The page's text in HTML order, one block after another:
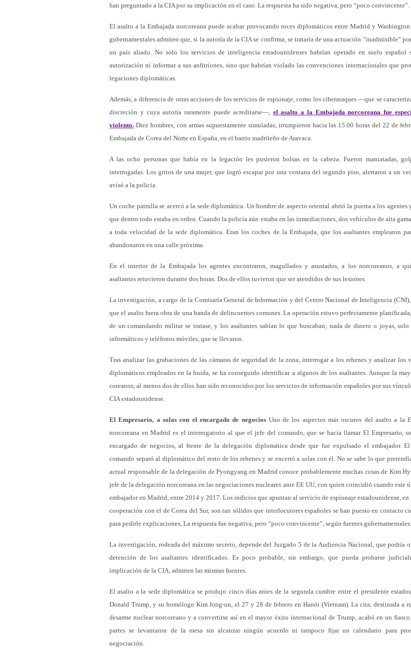
han preguntado a la CIA por su implicación en el caso. La respuesta ha sido negativa, pero “poco convincente”.
El asalto a la Embajada norcoreana puede acabar provocando roces diplomáticos entre Madrid y
gubernamentales admiten que, si la autoría de la CIA se confirma, se trataría de una actuación “inadmisible”
un país aliado. No solo los servicios de inteligencia estadounidenses habrían operado en suelo español
autorización ni informar a sus anfitriones, sino que habrían violado las convenciones internacionales que
legaciones diplomáticas.
Además, a diferencia de otras acciones de los servicios de espionaje, como los ciberataques —que se
discreción y cuya autoría raramente puede acreditarse—, el asalto a la Embajada norcoreana fue
violento. Diez hombres, con armas supuestamente simuladas, irrumpieron hacia las 15.00 horas del 22 de
Embajada de Corea del Norte en España, en el barrio madrileño de Aravaca.
A las ocho personas que había en la legación les pusieron bolsas en la cabeza. Fueron maniatadas,
interrogadas. Los gritos de una mujer, que logró escapar por una ventana del segundo piso, alertaron a un
avisó a la policía.
Un coche patrulla se acercó a la sede diplomática. Un hombre de aspecto oriental abrió la puerta a los agentes
que dentro todo estaba en orden. Cuando la policía aún estaba en las inmediaciones, dos vehículos de alta
a toda velocidad de la sede diplomática. Eran los coches de la Embajada, que los asaltantes emplearon
abandonaron en una calle próxima.
En el interior de la Embajada los agentes encontraron, magullados y asustados, a los norcoreanos, a
asaltantes retuvieron durante dos horas. Dos de ellos tuvieron que ser atendidos de sus lesiones.
La investigación, a cargo de la Comisaría General de Información y del Centro Nacional de Inteligencia (CNI),
que el asalto fuera obra de una banda de delincuentes comunes. La operación estuvo perfectamente
de un comandando militar se tratase, y los asaltantes sabían lo que buscaban; nada de dinero o joyas, solo
informáticos y teléfonos móviles, que se llevaron.
Tras analizar las grabaciones de las cámaras de seguridad de la zona, interrogar a los rehenes y analizar los
diplomáticos empleados en la huida, se ha conseguido identificar a algunos de los asaltantes. Aunque la
coreanos, al menos dos de ellos han sido reconocidos por los servicios de información españoles por sus
CIA estadounidense.
El Empresario, a solas con el encargado de negociosUno de los aspectos más oscuros del asalto a la
norcoreana en Madrid es el interrogatorio al que el jefe del comando, que se hacía llamar El Empresario,
encargado de negocios, al frente de la delegación diplomática desde que fue expulsado el embajador.
comando separó al diplomático del resto de los rehenes y se encerró a solas con él. No se sabe lo que
actual responsable de la delegación de Pyongyang en Madrid conoce probablemente muchas cosas de Kim
jefe de la delegación norcoreana en las negociaciones nucleares ante EE UU, con quien coincidió cuando este
embajador en Madrid, entre 2014 y 2017. Los indicios que apuntan al servicio de espionaje estadounidense, en
cooperación con el de Corea del Sur, son tan sólidos que interlocutores españoles se han puesto en contacto
para pedirle explicaciones, La respuesta fue negativa, pero “poco convincente”, según fuentes gubernamentales.
La investigación, rodeada del máximo secreto, depende del Juzgado 5 de la Audiencia Nacional, que podría
detención de los asaltantes identificados. Es poco probable, sin embargo, que pueda probarse
implicación de la CIA, admiten las mismas fuentes.
El asalto a la sede diplomática se produjo cinco días antes de la segunda cumbre entre el presidente
Donald Trump, y su homólogo Kim Jong-un, el 27 y 28 de febrero en Hanói (Vietnam). La cita, destinada a
desarme nuclear norcoreano y a convertirse así en el mayor éxito internacional de Trump, acabó en un
partes se levantaron de la mesa sin alcanzar ningún acuerdo ni tampoco fijar un calendario para
negociación.